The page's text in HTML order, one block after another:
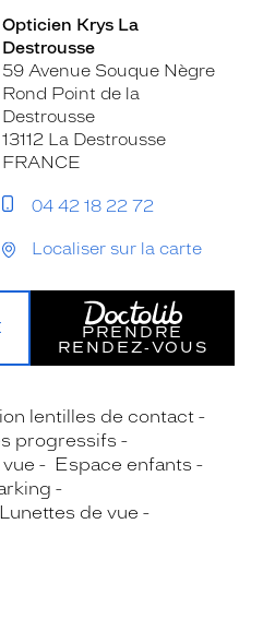
Opticien Krys La
Destrousse
59 Avenue Souque Nègre
Rond Point de la
Destrousse
13112 La Destrousse
FRANCE
04 42 18 22 72
Localiser sur la carte
PRENDRE
RENDEZ‑VOUS
lentilles de contact
progressifs
Espace enfants
Lunettes de vue